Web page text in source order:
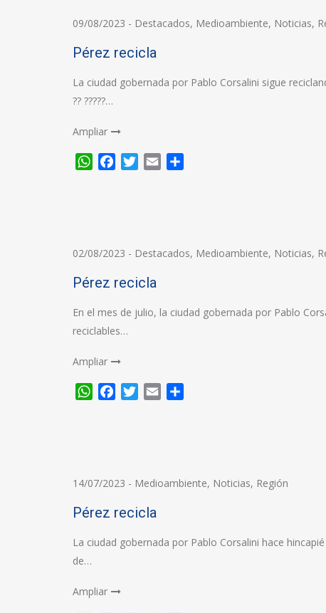
09/08/2023 - Destacados, Medioambiente, Noticias,
Pérez recicla
La ciudad gobernada por Pablo Corsalini sigue
?? ?????…
Ampliar
WhatsApp
FacebookTwitter
Email
02/08/2023 - Destacados, Medioambiente, Noticias,
Pérez recicla
En el mes de julio, la ciudad gobernada por Pablo
reciclables…
Ampliar
WhatsApp
FacebookTwitter
Email
14/07/2023 - Medioambiente, Noticias, Región
Pérez recicla
La ciudad gobernada por Pablo Corsalini hace
de…
Ampliar